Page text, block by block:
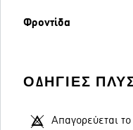
Φροντίδα
ΟΔΗΓΊΕΣ
Απαγορεύεται